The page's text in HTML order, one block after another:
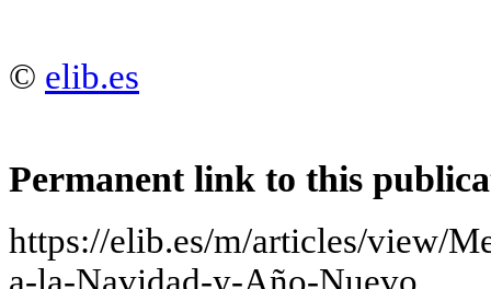
© elib.es
Permanent link to this
https://elib.es/m/articles/view/